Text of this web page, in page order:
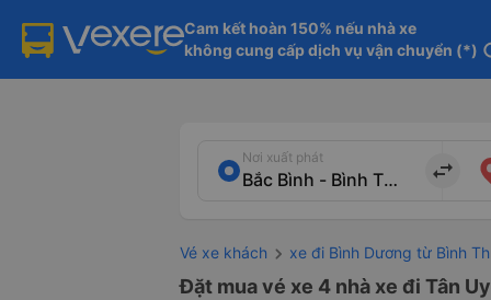
Cam kết hoàn 150% nếu nhà xe
không cung cấp dịch vụ vận chuyển (*)
Nơi xuất phát
import_export
Vé xe khách xe đi Bình Dương từ Bình
Đặt mua vé xe 4 nhà xe đi Tân